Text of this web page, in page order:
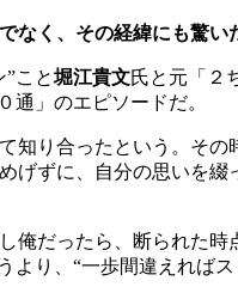
く、その経緯にも驚い
こと堀江貴文氏と元「２
通」のエピソードだ。
り合ったという。そ
ずに、自分の思いを
だったら、断られた
り、“一歩間違えれば